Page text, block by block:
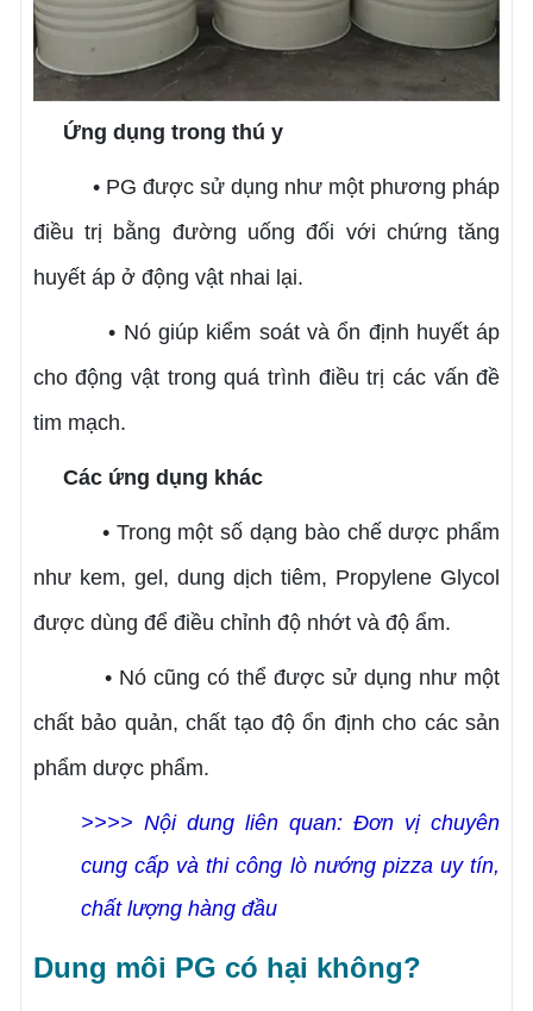
Ứng dụng trong thú y
• PG được sử dụng như một phương pháp
điều trị bằng đường uống đối với chứng tăng
huyết áp ở động vật nhai lại.
• Nó giúp kiểm soát và ổn định huyết áp
cho động vật trong quá trình điều trị các vấn đề
tim mạch.
Các ứng dụng khác
• Trong một số dạng bào chế dược phẩm
như kem, gel, dung dịch tiêm, Propylene Glycol
được dùng để điều chỉnh độ nhớt và độ ẩm.
• Nó cũng có thể được sử dụng như một
chất bảo quản, chất tạo độ ổn định cho các sản
phẩm dược phẩm.
>>>> Nội dung liên quan:Đơn vị chuyên
cung cấp và thi công lò nướng pizza uy tín,
chất lượng hàng đầu
Dung môi PG có hại không?